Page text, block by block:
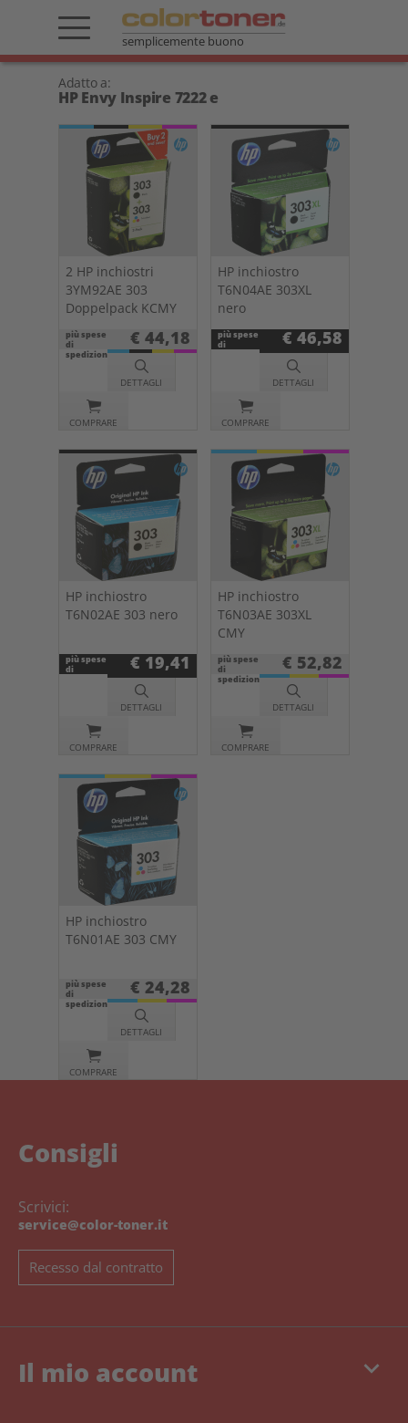
semplicemente buono
Adatto a:
HP Envy Inspire 7222 e
2 HP inchiostri
3YM92AE 303
Doppelpack KCMY
più spese
di
spedizione
€ 44,18
DETTAGLI
COMPRARE
HP inchiostro
T6N04AE 303XL
nero
più spese
di
spedizione
€ 46,58
DETTAGLI
COMPRARE
HP inchiostro
T6N02AE 303 nero
più spese
di
spedizione
€ 19,41
DETTAGLI
COMPRARE
HP inchiostro
T6N03AE 303XL
CMY
più spese
di
spedizione
€ 52,82
DETTAGLI
COMPRARE
HP inchiostro
T6N01AE 303 CMY
più spese
di
spedizione
€ 24,28
DETTAGLI
COMPRARE
Consigli
Scrivici:
service@color-toner.it
Recesso dal contratto
keyboard_arrow_down
Il mio account